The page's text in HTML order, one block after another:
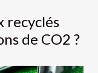
recyclés
de CO2 ?